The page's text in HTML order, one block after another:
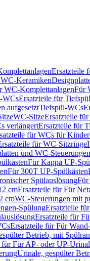
Ersatzteile
Keramiken
WC-KomplettanlagenFür
WCsErsatzteile für
aufgesetztTiefspül-WCs
WC-SitzeErsatzteile
verlängertErsatzteile für
für WCs für Kinder
für WC-Sitzringe
und WC-Steuerungen
Für Kappa UP-
Für 300T UP-Spülkästen
SpülauslösungFür
cmErsatzteile für Für
cmWC-Steuerungen mit
SpülungErsatzteile
Ersatzteile für
Ersatzteile für Für
Betrieb, mit
für Für AP- oder UP-
Urinale, gespülter